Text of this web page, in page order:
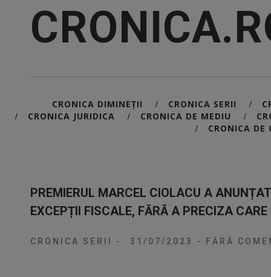
CRONICA DIMINEȚII / CRONICA SERII /
/ CRONICA JURIDICA / CRONICA DE MEDIU /
/ CRONICA DE
PREMIERUL MARCEL CIOLACU A
EXCEPȚII FISCALE, FĂRĂ A PRECIZA
CRONICA SERII - 31/07/2023 - FĂRĂ